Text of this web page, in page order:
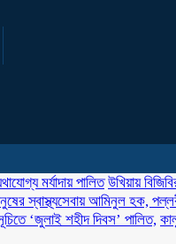
মর্যাদায় পালিত উখিয়ায়
স্বাস্থ্যসেবায় আমিনুল হক,
‘জুলাই শহীদ দিবস’ পালিত,